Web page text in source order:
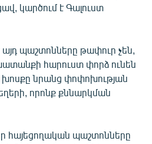
կարծում է Գալուստ
պաշտոնները թափուր չեն,
հարուստ փորձ ունեն
խոսքը նրանց փոփոխության
որոնք քննարկման
հայեցողական պաշտոնները